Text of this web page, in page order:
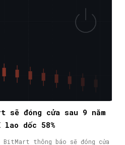
sẽ đóng cửa sau 9 năm
lao dốc 58%
thông báo sẽ đóng cửa